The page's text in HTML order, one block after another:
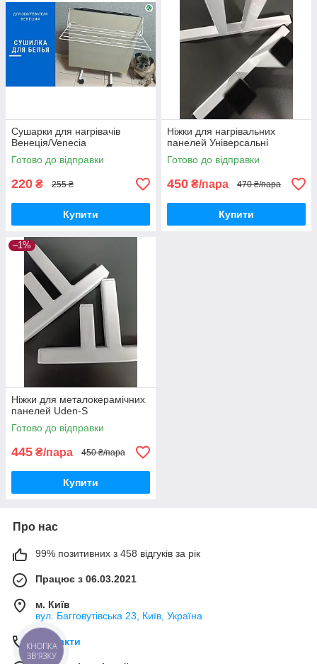
Сушарки для нагрівачів
Венеція/Venecia
Готово до відправки
220 ₴ 255 ₴
Купити
Ніжки для нагрівальних
панелей Універсальні
Готово до відправки
450 ₴/пара 470 ₴/пара
Купити
–1%
Ніжки для металокерамічних
панелей Uden-S
Готово до відправки
445 ₴/пара 450 ₴/пара
Купити
Про нас
99% позитивних з 458 відгуків за рік
Працює з 06.03.2021
м. Київ
вул. Багговутівська 23, Київ, Україна
Контакти
КНОПКА
ЗВ'ЯЗКУ